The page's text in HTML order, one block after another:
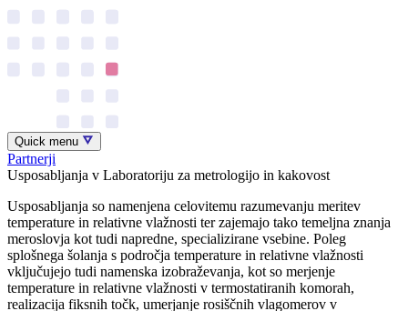
Quick menu
Partnerji
Usposabljanja v Laboratoriju za metrologijo in kakovost
Usposabljanja so namenjena celovitemu razumevanju meritev
temperature in relativne vlažnosti ter zajemajo tako temeljna znanja
meroslovja kot tudi napredne, specializirane vsebine. Poleg
splošnega šolanja s področja temperature in relativne vlažnosti
vključujejo tudi namenska izobraževanja, kot so merjenje
temperature in relativne vlažnosti v termostatiranih komorah,
realizacija fiksnih točk, umerjanje rosiščnih vlagomerov v